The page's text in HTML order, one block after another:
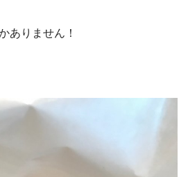
ありません！